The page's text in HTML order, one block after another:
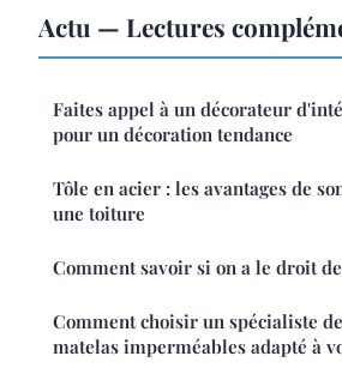
Actu — Lectures
Faites appel à un décorateur
pour un décoration tendance
Tôle en acier : les avantages de
une toiture
Comment savoir si on a le droit
Comment choisir un spécialiste
matelas imperméables adapté à